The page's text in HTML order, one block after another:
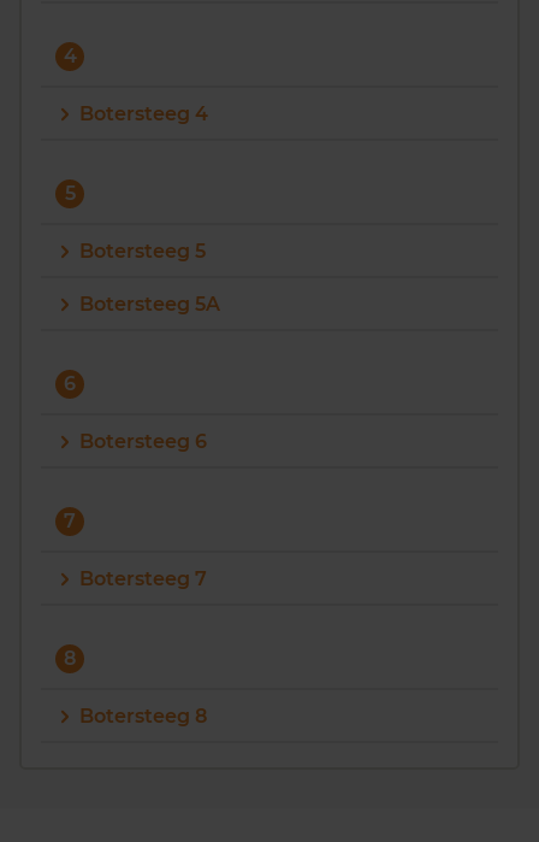
4
Botersteeg 4
5
Botersteeg 5
Botersteeg 5A
6
Botersteeg 6
7
Botersteeg 7
8
Botersteeg 8